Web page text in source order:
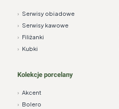
› Serwisy obiadowe
› Serwisy kawowe
› Filiżanki
› Kubki
Kolekcje porcelany
› Akcent
› Bolero